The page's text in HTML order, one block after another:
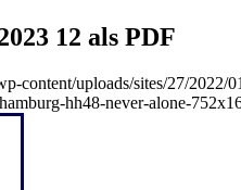
12 als PDF
content/uploads/sites/27/
hh48-never-alone-